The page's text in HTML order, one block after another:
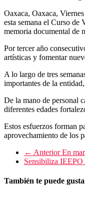
Oaxaca, Oaxaca,
esta semana el Curso de
memoria documental de
Por tercer año
artísticas y fomentar
A lo largo de tres
importantes de la
De la mano de personal
diferentes edades
Estos esfuerzos forman
aprovechamiento de los
← AnteriorEn
Sensibiliza IEEPO
También te puede